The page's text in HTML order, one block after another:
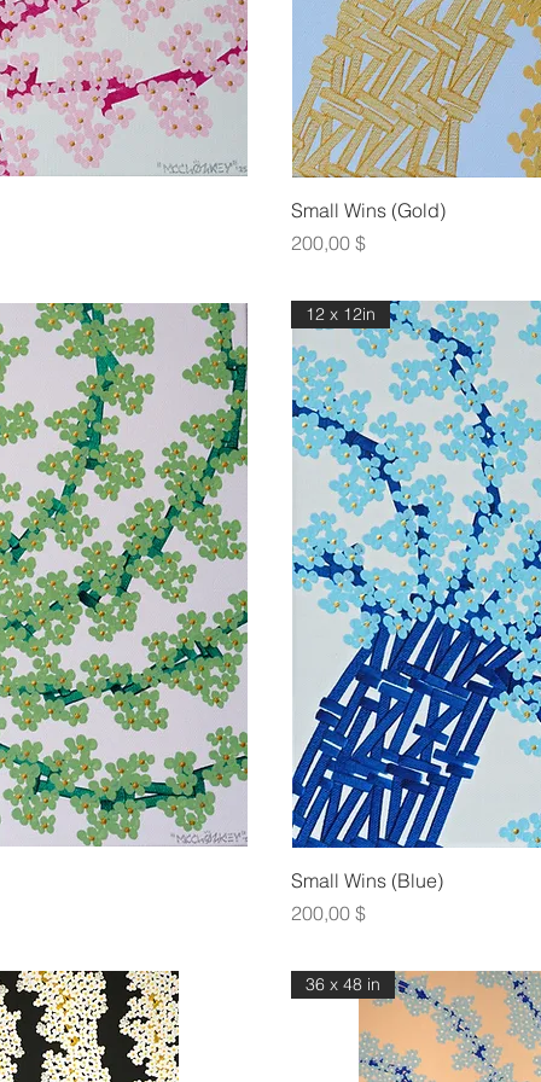
Small Wins (Gold)
Τιμή
200,00 $
12 x 12in
Small Wins (Blue)
Τιμή
200,00 $
36 x 48 in